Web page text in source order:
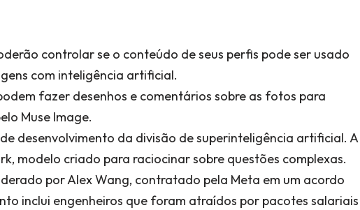
controlar se o conteúdo de seus perfis pode ser usado
com inteligência artificial.
fazer desenhos e comentários sobre as fotos para
Muse Image.
desenvolvimento da divisão de superinteligência artificial. A
modelo criado para raciocinar sobre questões complexas.
por Alex Wang, contratado pela Meta em um acordo
inclui engenheiros que foram atraídos por pacotes salariais